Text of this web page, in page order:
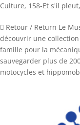
Culture, 158-Et s'il pleut,
 Retour / Return Le
découvrir une collection
famille pour la
sauvegarder plus de
motocycles et